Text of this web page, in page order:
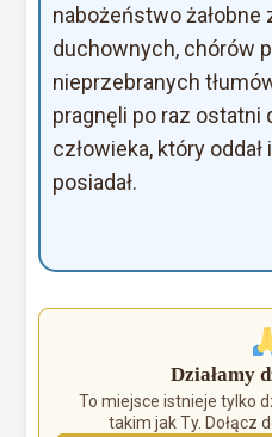
nabożeństwo żałobne
duchownych, chórów
nieprzebranych
pragnęli po raz ostatni
człowieka, który
posiadał.
Działamy
To miejsce istnieje tylko
takim jak Ty. Dołącz